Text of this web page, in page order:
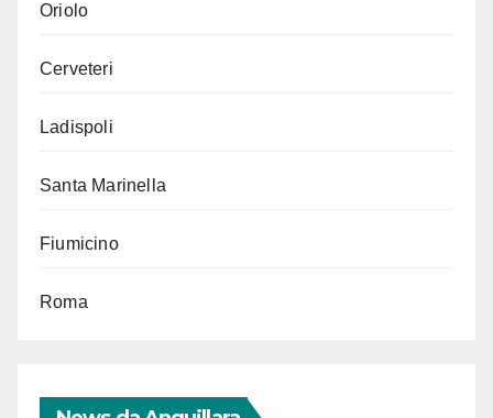
Oriolo
Cerveteri
Ladispoli
Santa Marinella
Fiumicino
Roma